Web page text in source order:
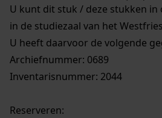
U kunt dit stuk / deze stukken
in de studiezaal van het
U heeft daarvoor de volgende
Archiefnummer: 0689
Inventarisnummer: 2044
Reserveren: